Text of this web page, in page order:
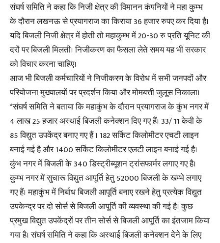
संघर्ष समिति ने कहा कि निजी क्षेत्र की विमानन कंपनियों ने महा कुम्भ
के दौरान लखनऊ से प्रयागराज का किराया 36 हजार रुपए कर दिया है।
यदि बिजली निजी क्षेत्र में होती तो महाकुम्भ में 20-30 रु प्रति यूनिट की
दरों पर बिजली मिलती। निजीकरण का फैसला लेते समय यह भी सरकार
को विचार करना चाहिए।
आज भी बिजली कर्मचारियों ने निजीकरण के विरोध में सभी जनपदों और
परियोजना मुख्यालयों पर प्रदर्शन किया और मोमबत्ती जुलूस निकाला।
*संघर्ष समिति ने बताया कि महाकुंभ के दौरान प्रयागराज के कुंभ नगर में
4 लाख 25 हजार अस्थाई बिजली कनेक्शन दिए गए हैं। 33/ 11 केवी के
85 विद्युत उपकेंद्र बनाए गए हैं । 182 सर्किट किलोमीटर एचटी लाइन
बनाई गई है और 1400 सर्किट किलोमीटर एलटी लाइन बनाई गई है।
कुंभ नगर में बिजली के 340 डिस्ट्रीब्यूशन ट्रांसफार्मर लगाए गए है।
कुम्भ नगर में सुचारू विद्युत आपूर्ति हेतु 52000 बिजली के खम्भे लगाए
गए हैं। महाकुंभ में निर्बाध बिजली आपूर्ति बनाए रखने हेतु प्रत्येक विद्युत
उपकेन्द्र पर दो सोर्स से बिजली आपूर्ति की व्यवस्था की गई है। कुछ
प्रमुख विद्युत उपकेंद्रों पर तीन सोर्स से बिजली आपूर्ति का इंतजाम किया
गया है। संघर्ष समिति ने कहा कि अस्थाई बिजली कनेक्शन देने के लिए